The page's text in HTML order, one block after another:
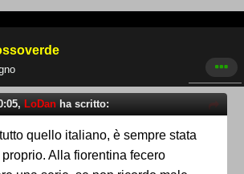
LoDan ha scritto:
quello italiano, è sempre stata
Alla fiorentina fecero